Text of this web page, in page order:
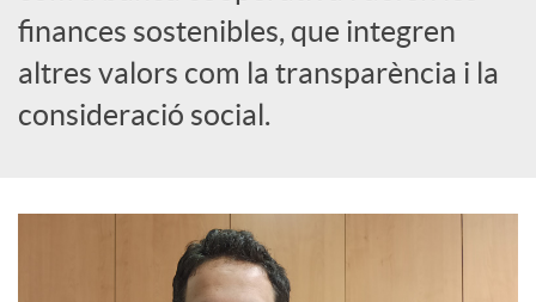
i
a
l
finances sostenibles, que integren
altres valors com la transparència i la
consideració social.